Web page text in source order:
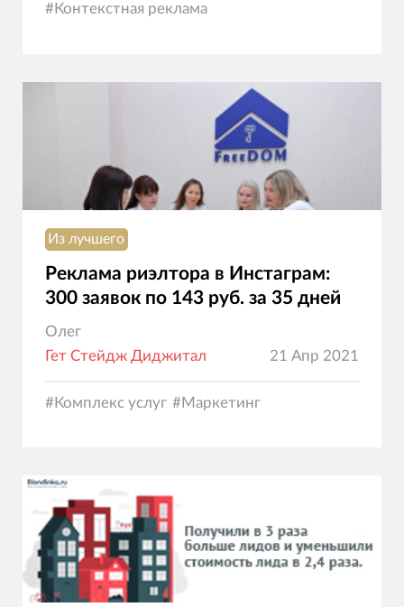
#Контекстная реклама
Из лучшего
Реклама риэлтора в Инстаграм:
300 заявок по 143 руб. за 35 дней
Олег
Гет Стейдж Диджитал
21 Апр 2021
#Комплекс услуг #Маркетинг